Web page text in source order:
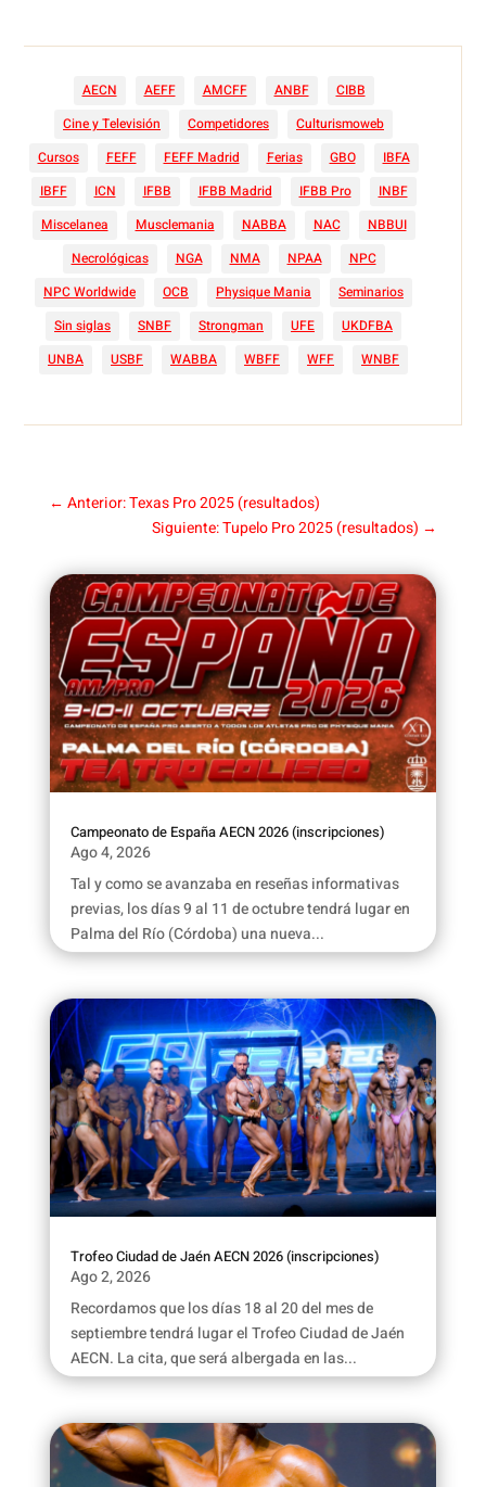
AECN AEFF AMCFF ANBF
CIBB
Cine y Televisión
Competidores
Culturismoweb
Cursos
FEFF FEFF Madrid Ferias GBO
IBFA
IBFF
ICN IFBB IFBB Madrid IFBB Pro
INBF
Miscelanea
Musclemania NABBA NAC
NBBUI
Necrológicas
NGA NMA NPAA
NPC
NPC Worldwide
OCB Physique Mania
Seminarios
Sin siglas
SNBF Strongman UFE
UKDFBA
UNBA
USBF WABBA WBFF WFF WNBF
← Anterior: Texas Pro 2025 (resultados)
Siguiente: Tupelo Pro 2025 (resultados) →
Campeonato de España AECN 2026 (inscripciones)
Ago 4, 2026
Tal y como se avanzaba en reseñas informativas
previas, los días 9 al 11 de octubre tendrá lugar en
Palma del Río (Córdoba) una nueva...
Trofeo Ciudad de Jaén AECN 2026 (inscripciones)
Ago 2, 2026
Recordamos que los días 18 al 20 del mes de
septiembre tendrá lugar el Trofeo Ciudad de Jaén
AECN. La cita, que será albergada en las...